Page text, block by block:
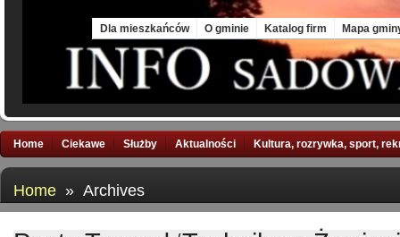
Dla mieszkańców O gminie Katalog firm Mapa
Home Ciekawe Służby Aktualności Kultura, rozrywka, sport,
Home » Archives